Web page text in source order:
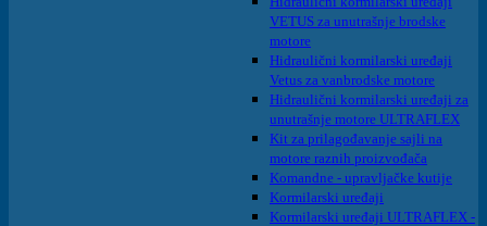
VETUS za unutrašnje brodske
motore
Hidraulični kormilarski uređaji
Vetus za vanbrodske motore
Hidraulični kormilarski uređaji za
unutrašnje motore ULTRAFLEX
Kit za prilagođavanje sajli na
motore raznih proizvođača
Komandne - upravljačke kutije
Kormilarski uređaji
Kormilarski uređaji ULTRAFLEX -